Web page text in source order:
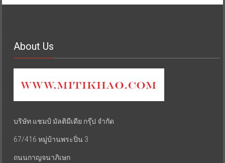
About Us
บริษัท แชมป์ มัลติมีเดีย กรุ๊ป จำกัด
67/416 หมู่บ้านพระปิ่น 3
ถนนกาญจนาภิเษก